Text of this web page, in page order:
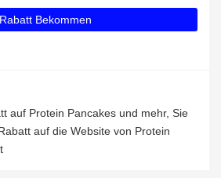
Rabatt Bekommen
auf Protein Pancakes und mehr, Sie
auf die Website von Protein